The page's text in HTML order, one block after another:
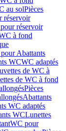
au solPièces
réservoir
réservoir
à fond
pour Abattants
WCWC adaptés
de WC à
de WC à fond
Pièces
Abattants
WC adaptés
WCLunettes
WC pour